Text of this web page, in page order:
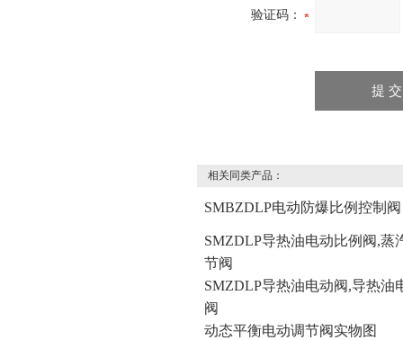
验证码：
相关同类产品：
SMBZDLP电动防爆比例控制阀
SMZDLP导热油电动比例阀,蒸
节阀
SMZDLP导热油电动阀,导热油
阀
动态平衡电动调节阀实物图